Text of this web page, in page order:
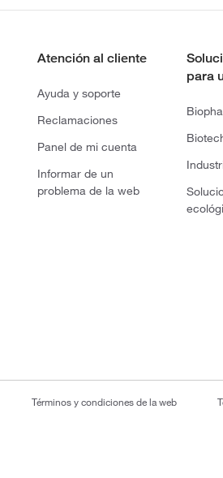
Atención al cliente
Ayuda y soporte
Reclamaciones
Panel de mi cuenta
Informar de un
problema de la web
para
Términos y condiciones de la web